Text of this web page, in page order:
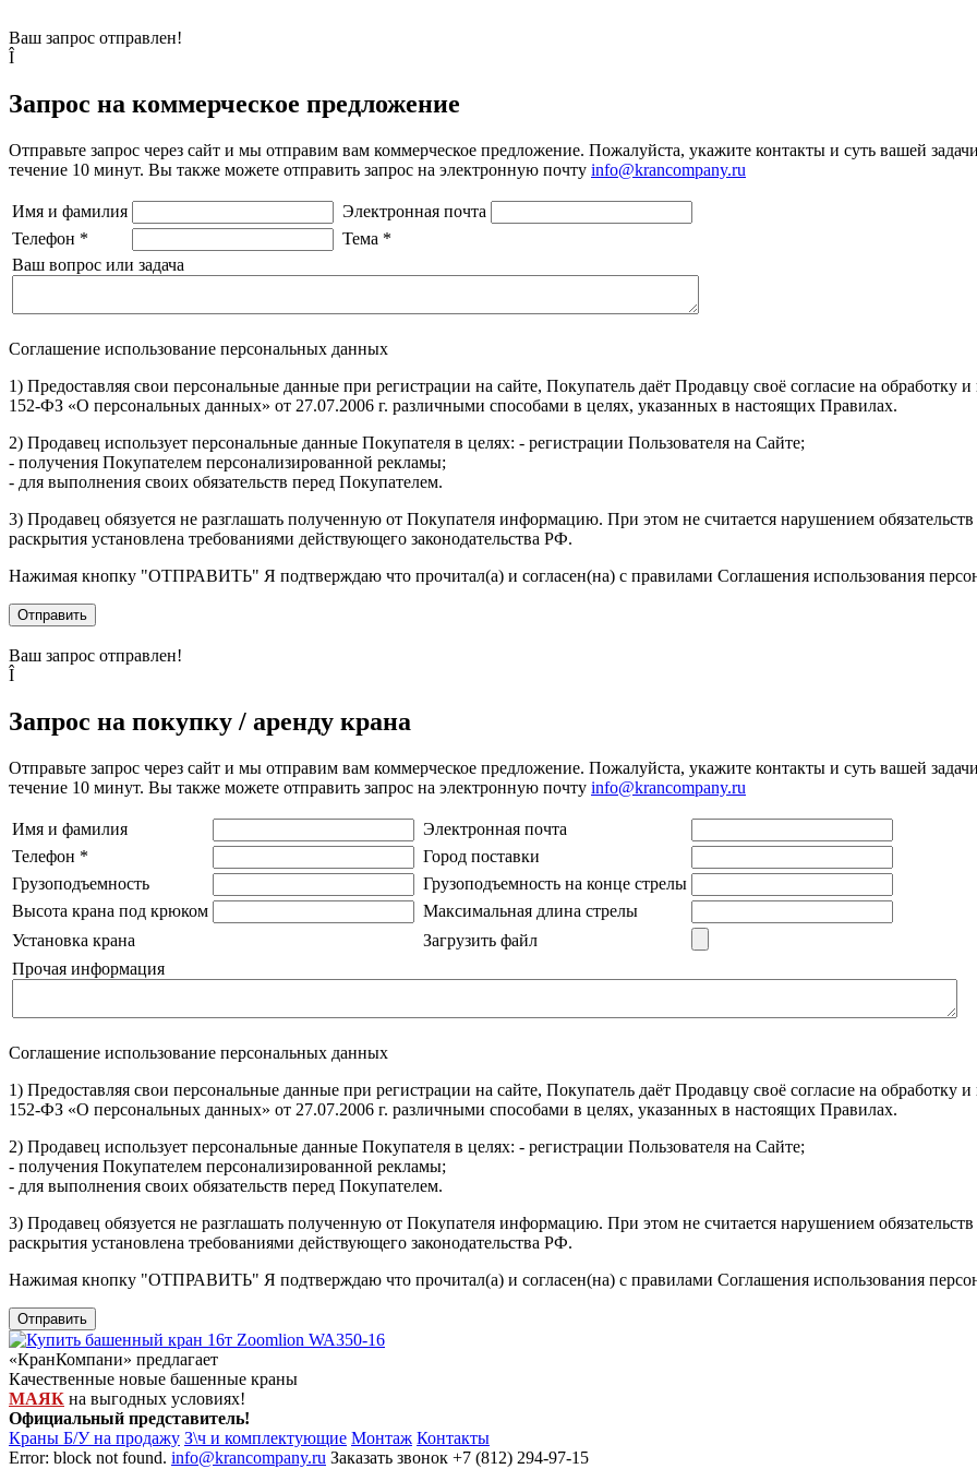
Ваш запрос отправлен!
Î
Запрос на коммерческое предложение
Отправьте запрос через сайт и мы отправим вам коммерческое предложение. Пожалуйста, укажите контакты и суть вашей
течение 10 минут. Вы также можете отправить запрос на электронную почту info@krancompany.ru
Имя и фамилия
Электронная почта
Телефон * Тема *
Ваш вопрос или задача
Соглашение использование персональных данных
1) Предоставляя свои персональные данные при регистрации на сайте, Покупатель даёт Продавцу своё согласие на
152-ФЗ «О персональных данных» от 27.07.2006 г. различными способами в целях, указанных в настоящих Правилах.
2) Продавец использует персональные данные Покупателя в целях: - регистрации Пользователя на Сайте;
- получения Покупателем персонализированной рекламы;
- для выполнения своих обязательств перед Покупателем.
3) Продавец обязуется не разглашать полученную от Покупателя информацию. При этом не считается нарушением
раскрытия установлена требованиями действующего законодательства РФ.
Нажимая кнопку "ОТПРАВИТЬ" Я подтверждаю что прочитал(а) и согласен(на) с правилами Соглашения использования
Отправить
Ваш запрос отправлен!
Î
Запрос на покупку / аренду крана
Отправьте запрос через сайт и мы отправим вам коммерческое предложение. Пожалуйста, укажите контакты и суть вашей
течение 10 минут. Вы также можете отправить запрос на электронную почту info@krancompany.ru
Имя и фамилия
Электронная почта
Телефон *
Город поставки
Грузоподъемность
Грузоподъемность на конце стрелы
Высота крана под крюком
Максимальная длина стрелы
Установка крана
Загрузить файл
Прочая информация
Соглашение использование персональных данных
1) Предоставляя свои персональные данные при регистрации на сайте, Покупатель даёт Продавцу своё согласие на
152-ФЗ «О персональных данных» от 27.07.2006 г. различными способами в целях, указанных в настоящих Правилах.
2) Продавец использует персональные данные Покупателя в целях: - регистрации Пользователя на Сайте;
- получения Покупателем персонализированной рекламы;
- для выполнения своих обязательств перед Покупателем.
3) Продавец обязуется не разглашать полученную от Покупателя информацию. При этом не считается нарушением
раскрытия установлена требованиями действующего законодательства РФ.
Нажимая кнопку "ОТПРАВИТЬ" Я подтверждаю что прочитал(а) и согласен(на) с правилами Соглашения использования
Отправить
«КранКомпани» предлагает
Качественные новые башенные краны
МАЯК на выгодных условиях!
Официальный представитель!
Краны Б/У на продажу З\ч и комплектующие Монтаж Контакты
Error: block not found. info@krancompany.ru Заказать звонок +7 (812) 294-97-15